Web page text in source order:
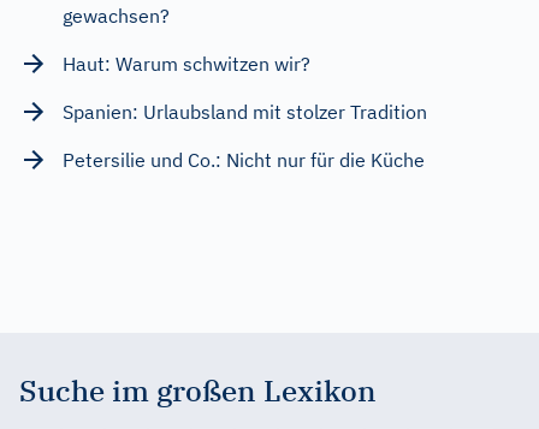
gewachsen?
Haut: Warum schwitzen wir?
Spanien: Urlaubsland mit stolzer Tradition
Petersilie und Co.: Nicht nur für die Küche
Suche im großen Lexikon